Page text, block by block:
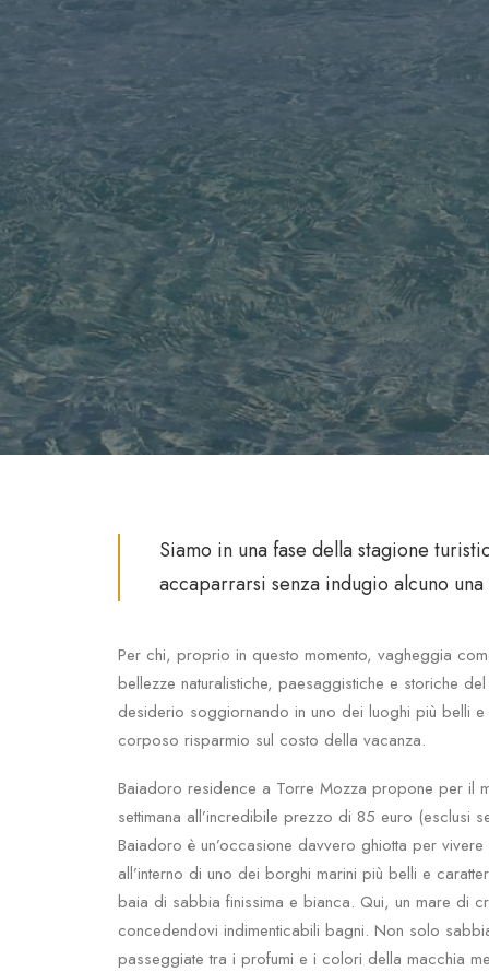
Siamo in una fase della stagione
accaparrarsi senza indugio alcuno
Per chi, proprio in questo momento, vagheggia
bellezze naturalistiche, paesaggistiche e storiche
desiderio soggiornando in uno dei luoghi più belli
corposo risparmio sul costo della vacanza.
Baiadoro residence a Torre Mozza propone per il
settimana all’incredibile prezzo di 85 euro (esclusi
Baiadoro è un’occasione davvero ghiotta per
all’interno di uno dei borghi marini più belli e
baia di sabbia finissima e bianca. Qui, un mare di
concedendovi indimenticabili bagni. Non solo
passeggiate tra i profumi e i colori della macchia